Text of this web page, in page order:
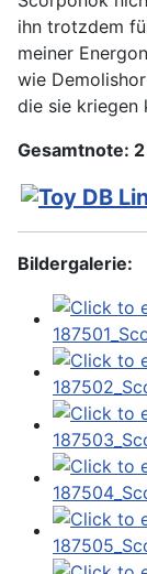
ihn trotzdem
meiner
wie
die sie kriegen
Gesamtnote: 2
Bildergalerie: